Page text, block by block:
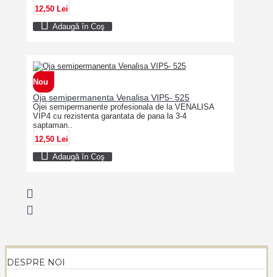
12,50 Lei
Adaugă în Coş
Nou
Oja semipermanenta Venalisa VIP5- 525
Ojei semipermanente profesionala de la VENALISA
VIP4 cu rezistenta garantata de pana la 3-4
saptaman..
12,50 Lei
Adaugă în Coş
DESPRE NOI